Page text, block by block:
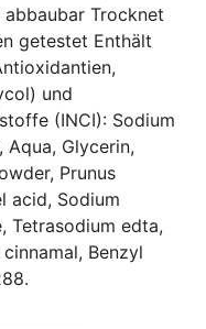
Trocknet
getestet Enthält
und
(INCI): Sodium
Aqua, Glycerin,
Prunus
acid, Sodium
Tetrasodium edta,
Benzyl